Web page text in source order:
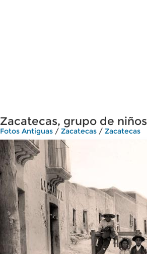
Zacatecas, grupo de niños
Fotos Antiguas / Zacatecas / Zacatecas